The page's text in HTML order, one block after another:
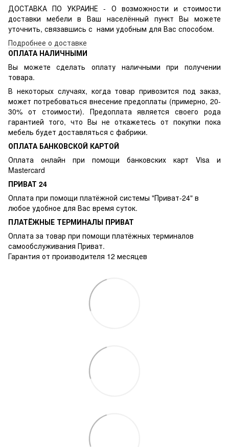
ДОСТАВКА ПО УКРАИНЕ - О возможности и стоимости
доставки мебели в Ваш населённый пункт Вы можете
уточнить, связавшись с нами удобным для Вас способом.
Подробнее о доставке
ОПЛАТА НАЛИЧНЫМИ
Вы можете сделать оплату наличными при получении
товара.
В некоторых случаях, когда товар привозится под заказ,
может потребоваться внесение предоплаты (примерно, 20-
30% от стоимости). Предоплата является своего рода
гарантией того, что Вы не откажетесь от покупки пока
мебель будет доставляться с фабрики.
ОПЛАТА БАНКОВСКОЙ КАРТОЙ
Оплата онлайн при помощи банковских карт Visa и
Mastercard
ПРИВАТ 24
Оплата при помощи платёжной системы "Приват-24" в
любое удобное для Вас время суток.
ПЛАТЁЖНЫЕ ТЕРМИНАЛЫ ПРИВАТ
Оплата за товар при помощи платёжных терминалов
самообслуживания Приват.
Гарантия от производителя 12 месяцев